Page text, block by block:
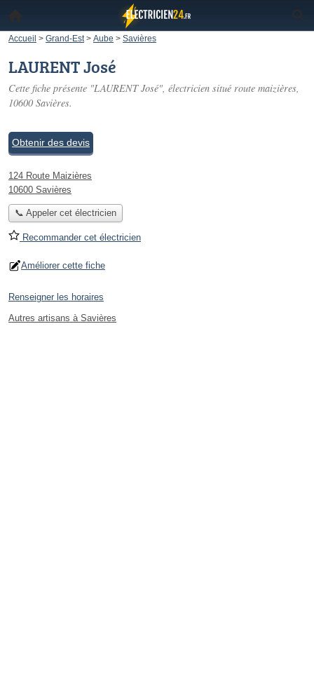
Accueil > Grand-Est > Aube > Savières
LAURENT José
Cette fiche présente "LAURENT José", électricien situé route maizières,
10600 Savières.
Obtenir des devis
124 Route Maizières
10600 Savières
📞 Appeler cet électricien
Recommander cet électricien
Améliorer cette fiche
Renseigner les horaires
Autres artisans à Savières